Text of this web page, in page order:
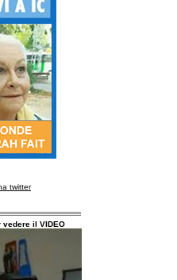
twitter
vedere il VIDEO